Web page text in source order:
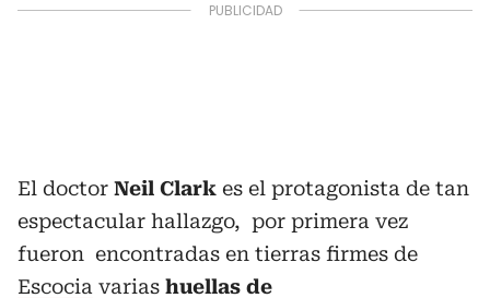
El doctor Neil Clark es el protagonista de tan
espectacular hallazgo, por primera vez
fueron encontradas en tierras firmes de
Escocia varias huellas de